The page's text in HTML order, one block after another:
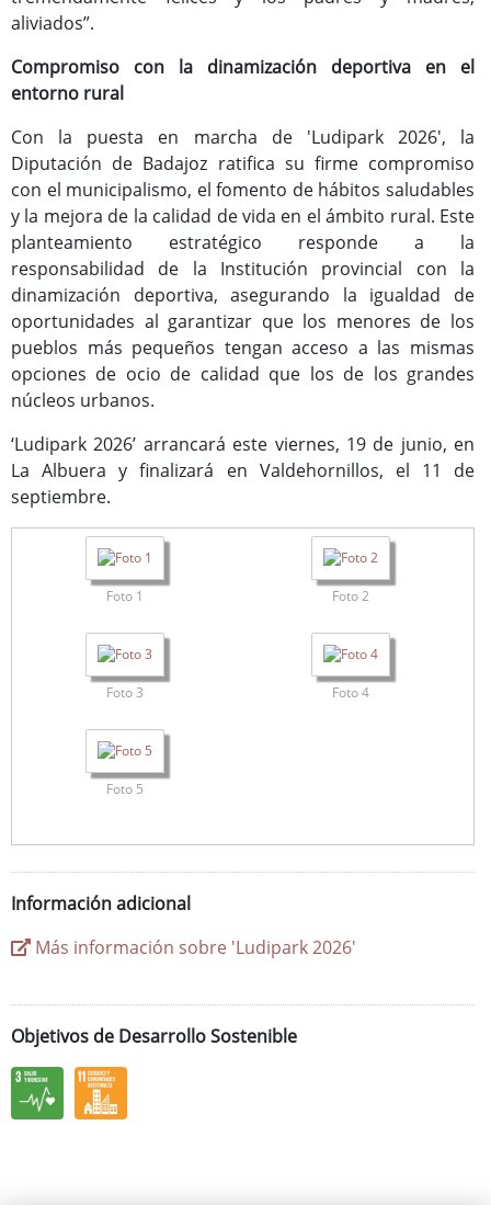
aliviados”.
Compromiso con la dinamización deportiva en el
entorno rural
Con la puesta en marcha de 'Ludipark 2026', la
Diputación de Badajoz ratifica su firme compromiso
con el municipalismo, el fomento de hábitos saludables
y la mejora de la calidad de vida en el ámbito rural. Este
planteamiento estratégico responde a la
responsabilidad de la Institución provincial con la
dinamización deportiva, asegurando la igualdad de
oportunidades al garantizar que los menores de los
pueblos más pequeños tengan acceso a las mismas
opciones de ocio de calidad que los de los grandes
núcleos urbanos.
‘Ludipark 2026’ arrancará este viernes, 19 de junio, en
La Albuera y finalizará en Valdehornillos, el 11 de
septiembre.
Foto 1 Foto 2
Foto 3 Foto 4
Foto 5
Información adicional
Más información sobre 'Ludipark 2026'
Objetivos de Desarrollo Sostenible